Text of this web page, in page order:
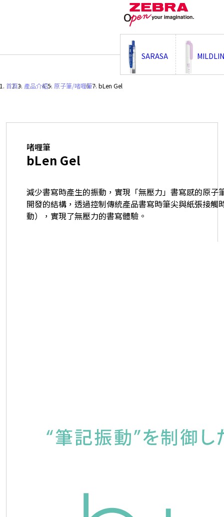
SARASA
首頁・ 產品介紹・ 原子筆/啫喱筆・ bLen Gel
啫喱筆
bLen Gel
減少書寫時產生的振動，實現「無壓力」書寫感的原子
開發的結構，透過控制傳統產品書寫時筆尖與紙張接觸
動），實現了無壓力的書寫體驗。